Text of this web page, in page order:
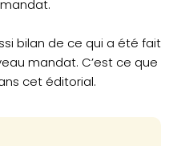
bilan de ce qui a été fait
mandat. C’est ce que
cet éditorial.